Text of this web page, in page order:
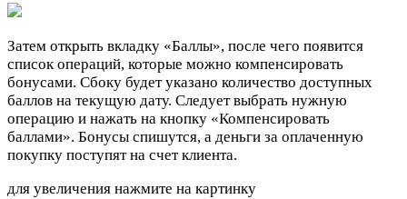
Затем открыть вкладку «Баллы», после чего появится
список операций, которые можно компенсировать
бонусами. Сбоку будет указано количество доступных
баллов на текущую дату. Следует выбрать нужную
операцию и нажать на кнопку «Компенсировать
баллами». Бонусы спишутся, а деньги за оплаченную
покупку поступят на счет клиента.
для увеличения нажмите на картинку